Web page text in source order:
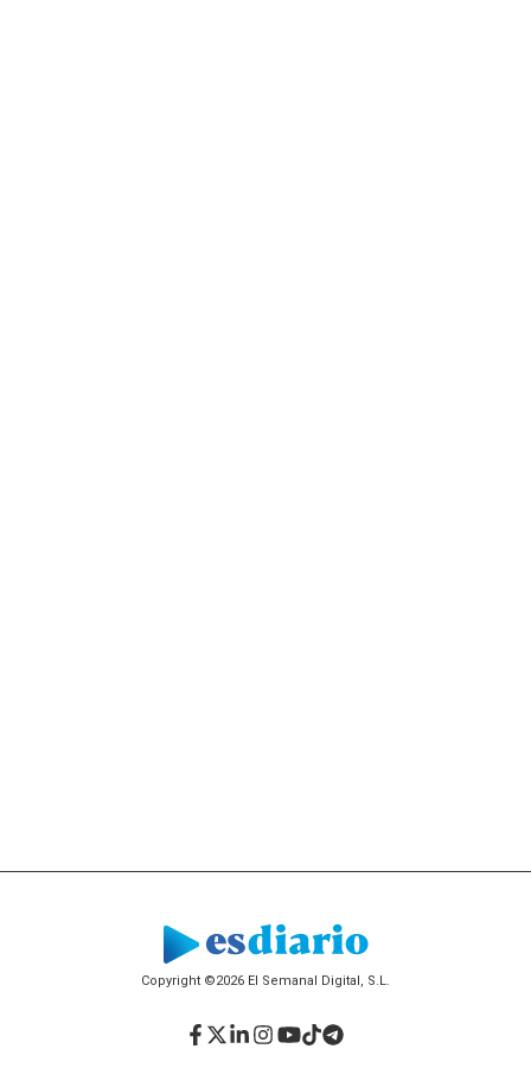
Copyright ©2026 El Semanal Digital, S.L.
Facebook
Twitter
LinkedIn
Instagram
YouTube
TikTok
Telegram